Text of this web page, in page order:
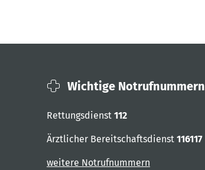
Wichtige Notrufnummern
Rettungsdienst 112
Ärztlicher Bereitschaftsdienst 116117
weitere Notrufnummern